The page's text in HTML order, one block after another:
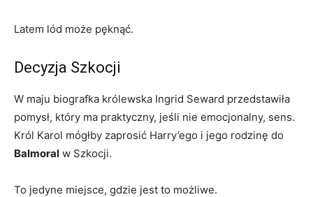
Latem lód może pęknąć.
Decyzja Szkocji
W maju biografka królewska Ingrid Seward przedstawiła
pomysł, który ma praktyczny, jeśli nie emocjonalny, sens.
Król Karol mógłby zaprosić Harry’ego i jego rodzinę do
Balmoral w Szkocji.
To jedyne miejsce, gdzie jest to możliwe.